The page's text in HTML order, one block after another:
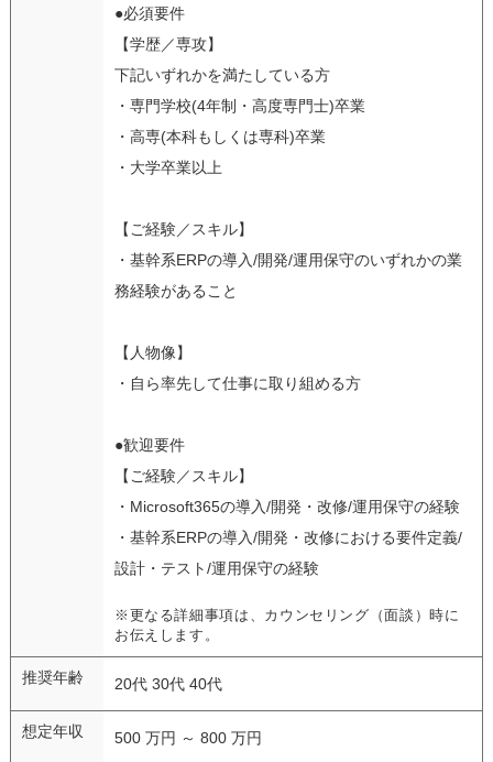
●必須要件
【学歴／専攻】
下記いずれかを満たしている方
・専門学校(4年制・高度専門士)卒業
・高専(本科もしくは専科)卒業
・大学卒業以上
【ご経験／スキル】
・基幹系ERPの導入/開発/運用保守のいずれかの業
務経験があること
【人物像】
・自ら率先して仕事に取り組める方
●歓迎要件
【ご経験／スキル】
・Microsoft365の導入/開発・改修/運用保守の経験
・基幹系ERPの導入/開発・改修における要件定義/
設計・テスト/運用保守の経験
※更なる詳細事項は、カウンセリング（面談）時に
お伝えします。
推奨年齢 20代 30代 40代
想定年収 500 万円 ～ 800 万円